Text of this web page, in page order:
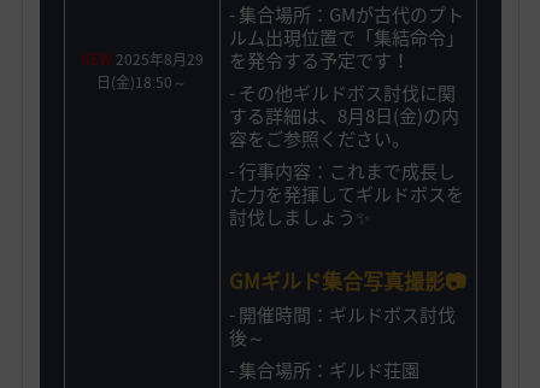
NEW2025年8月29
日(金)18ː50～
- 集合場所：GMが古代のプト
ルム出現位置で「集結命令」
を発令する予定です！
- その他ギルドボス討伐に関
する詳細は、8月8日(金)の内
容をご参照ください。
- 行事内容：これまで成長し
た力を発揮してギルドボスを
討伐し ましょう✨
GMギルド集合写真撮影📷
-開催時間：ギルドボス討伐
後～
-集合場所：ギルド荘園